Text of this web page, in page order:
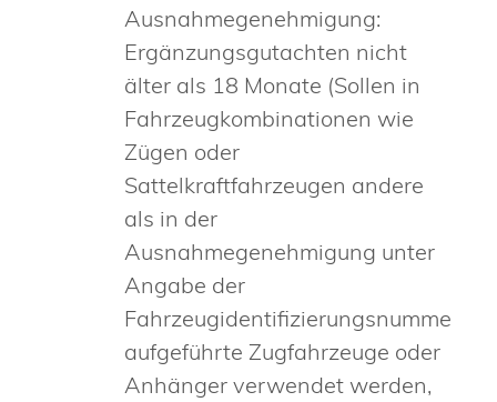
Ausnahmegenehmigung:
Ergänzungsgutachten nicht
älter als 18 Monate (Sollen in
Fahrzeugkombinationen wie
Zügen oder
Sattelkraftfahrzeugen andere
als in der
Ausnahmegenehmigung unter
Angabe der
Fahrzeugidentifizierungsnummer
aufgeführte Zugfahrzeuge oder
Anhänger verwendet werden,